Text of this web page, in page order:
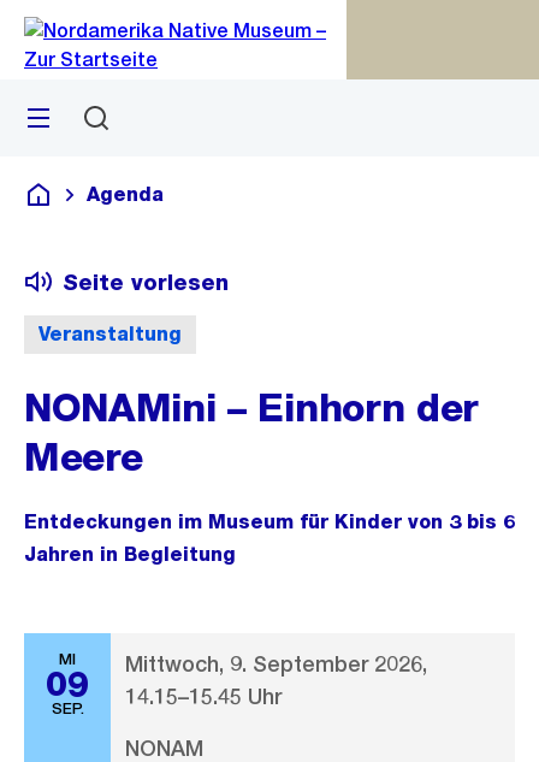
Navigation
Sprunglink
Menü
Deutsch
Agenda
Veranstaltung
Seite vorlesen
NONAMini – Einhorn der
Meere
Entdeckungen im Museum für Kinder von 3 bis 6
Jahren in Begleitung
MI
09
SEP.
Mittwoch, 9. September 2026,
14.15–15.45 Uhr
NONAM